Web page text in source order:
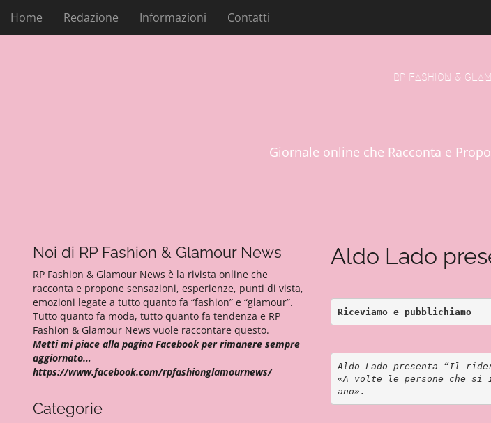
M
i
Home Redazione Informazioni Contatti
RP FASHION &
Giornale online che Racconta e
Aldo Lado
Riceviamo e pubblichiamo
Aldo Lado presenta “Il
«A volte le persone che si
ano».
Noi di RP Fashion & Glamour News
RP Fashion & Glamour News è la rivista online che
racconta e propone sensazioni, esperienze, punti di vista,
emozioni legate a tutto quanto fa “fashion” e “glamour”.
Tutto quanto fa moda, tutto quanto fa tendenza e RP
Fashion & Glamour News vuole raccontare questo.
Metti mi piace alla pagina Facebook per rimanere sempre
aggiornato…
https://www.facebook.com/rpfashionglamournews/
Categorie